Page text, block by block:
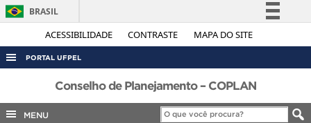
ACESSIBILIDADE CONTRASTE MAPA DO SITE
BRASIL
Simplifique!
Legislação
PORTAL UFPEL
ACESSO À INFORMAÇÃO
AUDITORIA
Conselho de Planejamento – COPLAN
MENU